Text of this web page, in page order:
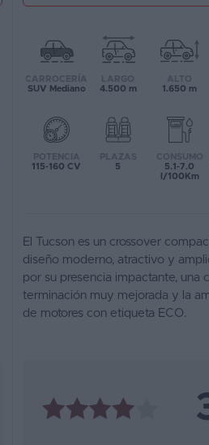
CARROCERÍA
SUV Mediano
LARGO
4.500 m
ALTO
1.650 m
POTENCIA
115-160 CV
PLAZAS
5
CONSUMO
5.1-7.0
l/100Km
El Tucson es un crossover
diseño moderno, atractivo y
por su presencia impactante, una
terminación muy mejorada y la
de motores con etiqueta ECO.